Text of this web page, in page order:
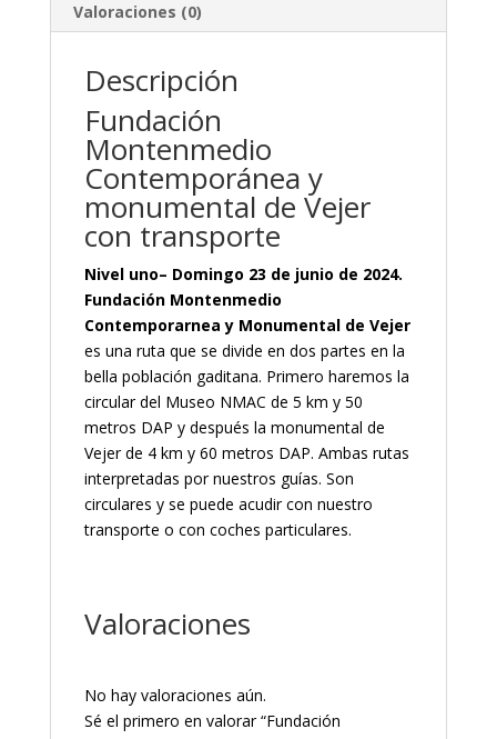
Valoraciones (0)
Descripción
Fundación
Montenmedio
Contemporánea y
monumental de Vejer
con transporte
Nivel uno– Domingo 23 de junio de 2024.
Fundación Montenmedio
Contemporarnea y Monumental de Vejer
es una ruta que se divide en dos partes en la
bella población gaditana. Primero haremos la
circular del Museo NMAC de 5 km y 50
metros DAP y después la monumental de
Vejer de 4 km y 60 metros DAP. Ambas rutas
interpretadas por nuestros guías. Son
circulares y se puede acudir con nuestro
transporte o con coches particulares.
Valoraciones
No hay valoraciones aún.
Sé el primero en valorar “Fundación